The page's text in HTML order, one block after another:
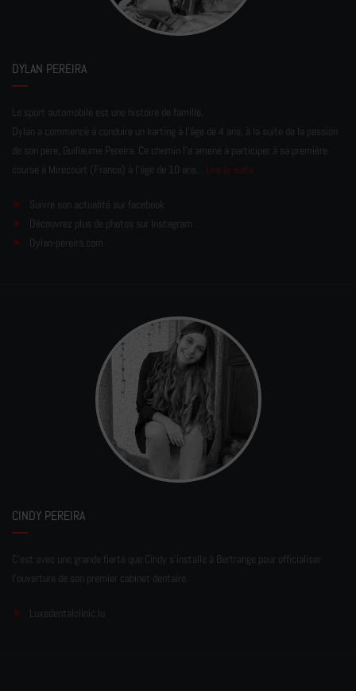
DYLAN PEREIRA
Le sport automobile est une histoire de famille.
Dylan a commencé à conduire un karting à l’âge de 4 ans, à la suite de la passion
de son père, Guillaume Pereira. Ce chemin l'a amené à participer à sa première
course à Mirecourt (France) à l'âge de 10 ans... Lire la suite
Suivre son actualité sur facebook
Découvrez plus de photos sur Instagram
Dylan-pereira.com
CINDY PEREIRA
C'est avec une grande fierté que Cindy s'installe à Bertrange pour officialiser
l'ouverture de son premier cabinet dentaire.
Luxedentalclinic.lu